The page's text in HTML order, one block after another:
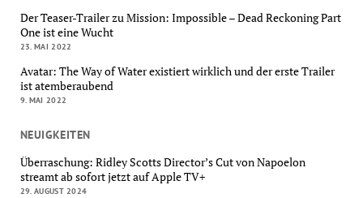
Der Teaser-Trailer zu Mission: Impossible – Dead Reckoning Part
One ist eine Wucht
23. MAI 2022
Avatar: The Way of Water existiert wirklich und der erste Trailer
ist atemberaubend
9. MAI 2022
NEUIGKEITEN
Überraschung: Ridley Scotts Director’s Cut von Napoelon
streamt ab sofort jetzt auf Apple TV+
29. AUGUST 2024